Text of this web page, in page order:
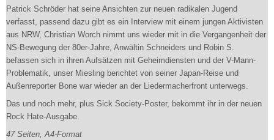
Patrick Schröder hat seine Ansichten zur neuen radikalen Jugend
verfasst, passend dazu gibt es ein Interview mit einem jungen Aktivisten
aus NRW, Christian Worch nimmt uns wieder mit in die Vergangenheit der
NS-Bewegung der 80er-Jahre, Anwältin Schneiders und Robin S.
befassen sich in ihren Aufsätzen mit Geheimdiensten und der V-Mann-
Problematik, unser Miesling berichtet von seiner Japan-Reise und
Außenreporter Bone war wieder an der Liedermacherfront unterwegs.
Das und noch mehr, plus Sick Society-Poster, bekommt ihr in der neuen
Rock Hate-Ausgabe.
47 Seiten, A4-Format